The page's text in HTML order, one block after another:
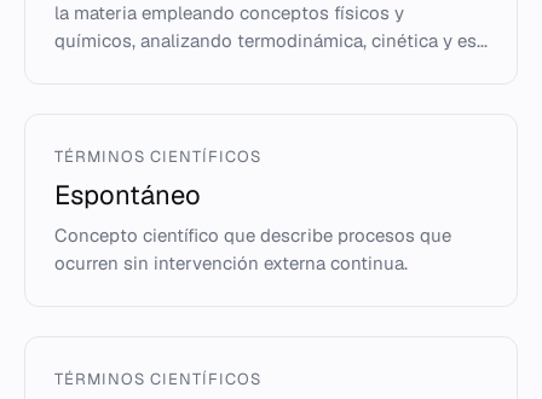
la materia empleando conceptos físicos y
químicos, analizando termodinámica, cinética y es...
TÉRMINOS CIENTÍFICOS
Espontáneo
Concepto científico que describe procesos que
ocurren sin intervención externa continua.
TÉRMINOS CIENTÍFICOS